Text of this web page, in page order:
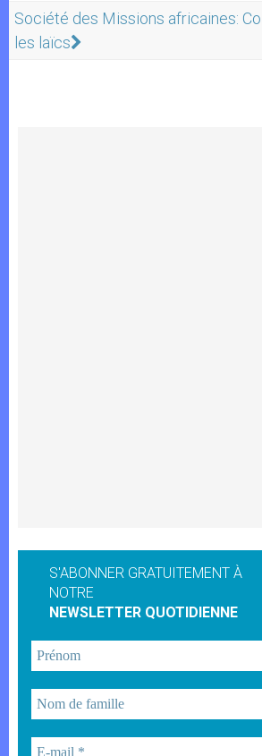
Société des Missions africaines:
les laïcs
S'ABONNER GRATUITEMENT À
NOTRE
NEWSLETTER QUOTIDIENNE